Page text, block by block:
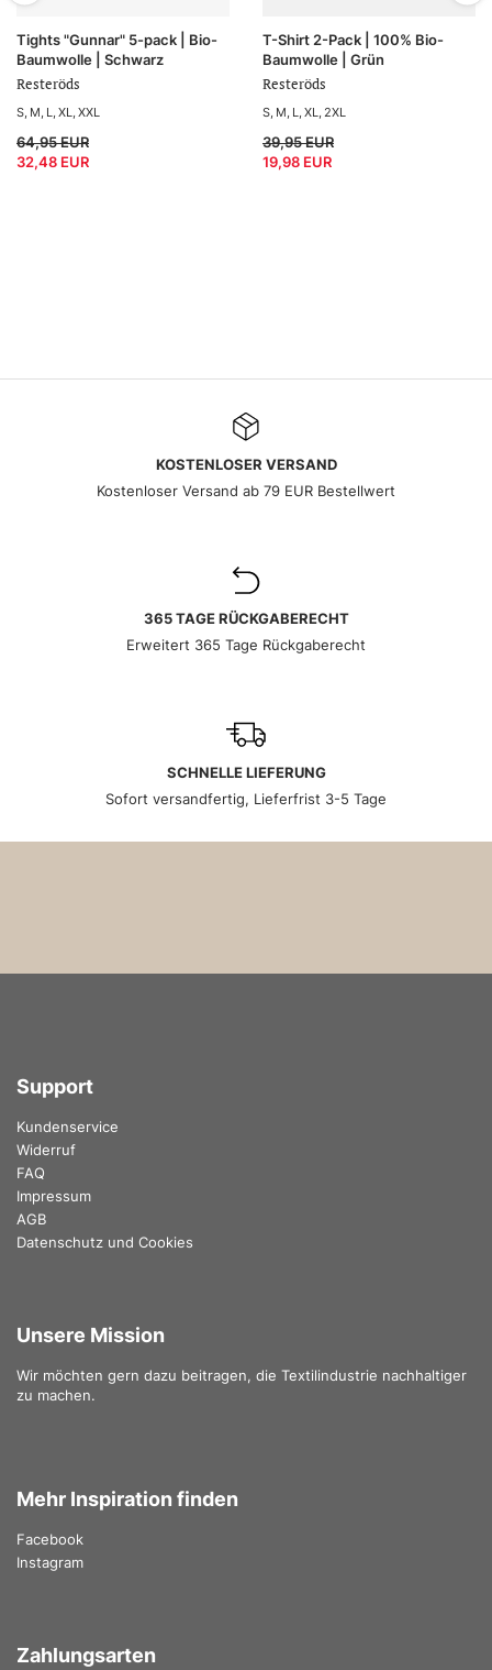
Tights "Gunnar" 5-pack | Bio-
Baumwolle | Schwarz
Resteröds
S M L XL XXL
64,95 EUR
32,48 EUR
T-Shirt 2-Pack | 100% Bio-
Baumwolle | Grün
Resteröds
S M L XL 2XL
39,95 EUR
19,98 EUR
KOSTENLOSER VERSAND
Kostenloser Versand ab 79 EUR Bestellwert
365 TAGE RÜCKGABERECHT
Erweitert 365 Tage Rückgaberecht
SCHNELLE LIEFERUNG
Sofort versandfertig, Lieferfrist 3-5 Tage
Support
Kundenservice
Widerruf
FAQ
Impressum
AGB
Datenschutz und Cookies
Unsere Mission
Wir möchten gern dazu beitragen, die Textilindustrie nachhaltiger
zu machen.
Mehr Inspiration finden
Facebook
Instagram
Zahlungsarten